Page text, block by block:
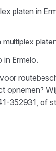
platen in
multiplex platen
in Ermelo.
voor
352931 , of